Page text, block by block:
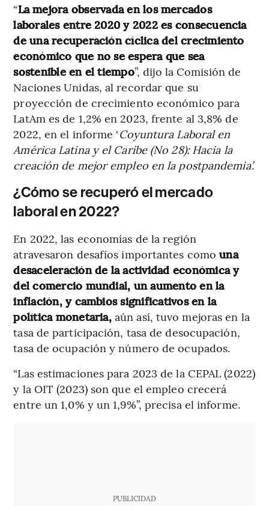
“La mejora observada en los mercados
laborales entre 2020 y 2022 es consecuencia
de una recuperación cíclica del crecimiento
económico que no se espera que sea
sostenible en el tiempo”, dijo la Comisión de
Naciones Unidas, al recordar que su
proyección de crecimiento económico para
LatAm es de 1,2% en 2023, frente al 3,8% de
2022, en el informe ‘Coyuntura Laboral en
América Latina y el Caribe (No 28): Hacia la
creación de mejor empleo en la postpandemia’.
¿Cómo se recuperó el mercado
laboral en 2022?
En 2022, las economías de la región
atravesaron desafíos importantes comouna
desaceleración de la actividad económica y
del comercio mundial, un aumento en la
inflación, y cambios significativos en la
política monetaria,aún así, tuvo mejoras en la
tasa de participación, tasa de desocupación,
tasa de ocupación y número de ocupados.
“Las estimaciones para 2023 de la CEPAL (2022)
y la OIT (2023) son que el empleo crecerá
entre un 1,0% y un 1,9%”, precisa el informe.
PUBLICIDAD